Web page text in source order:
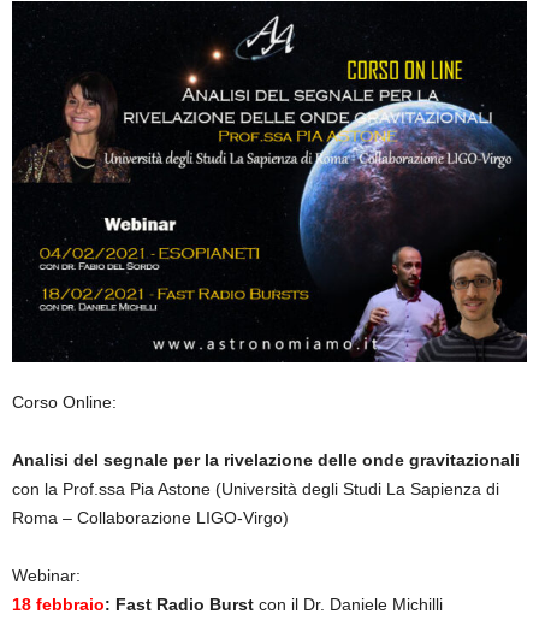
Corso Online:
Analisi del segnale per la rivelazione delle onde gravitazionali
con la Prof.ssa Pia Astone (Università degli Studi La Sapienza di
Roma – Collaborazione LIGO-Virgo)
Webinar:
18 febbraio: Fast Radio Burst con il Dr. Daniele Michilli